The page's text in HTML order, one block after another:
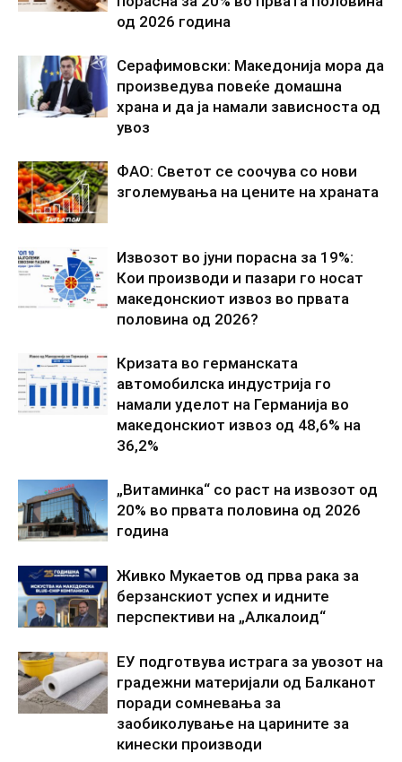
од 2026 година
Серафимовски: Македонија мора да
произведува повеќе домашна
храна и да ја намали зависноста од
увоз
ФАО: Светот се соочува со нови
зголемувања на цените на храната
Извозот во јуни порасна за 19%:
Кои производи и пазари го носат
македонскиот извоз во првата
половина од 2026?
Кризата во германската
автомобилска индустрија го
намали уделот на Германија во
македонскиот извоз од 48,6% на
36,2%
„Витаминка“ со раст на извозот од
20% во првата половина од 2026
година
Живко Мукаетов од прва рака за
берзанскиот успех и идните
перспективи на „Алкалоид“
ЕУ подготвува истрага за увозот на
градежни материјали од Балканот
поради сомневања за
заобиколување на царините за
кинески производи